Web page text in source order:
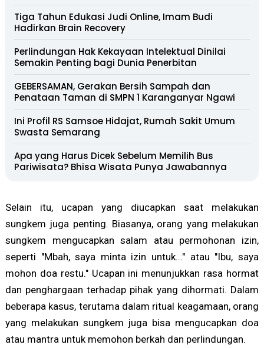
Tiga Tahun Edukasi Judi Online, Imam Budi
Hadirkan Brain Recovery
Perlindungan Hak Kekayaan Intelektual Dinilai
Semakin Penting bagi Dunia Penerbitan
GEBERSAMAN, Gerakan Bersih Sampah dan
Penataan Taman di SMPN 1 Karanganyar Ngawi
Ini Profil RS Samsoe Hidajat, Rumah Sakit Umum
Swasta Semarang
Apa yang Harus Dicek Sebelum Memilih Bus
Pariwisata? Bhisa Wisata Punya Jawabannya
Selain itu, ucapan yang diucapkan saat melakukan
sungkem juga penting. Biasanya, orang yang melakukan
sungkem mengucapkan salam atau permohonan izin,
seperti "Mbah, saya minta izin untuk..." atau "Ibu, saya
mohon doa restu." Ucapan ini menunjukkan rasa hormat
dan penghargaan terhadap pihak yang dihormati. Dalam
beberapa kasus, terutama dalam ritual keagamaan, orang
yang melakukan sungkem juga bisa mengucapkan doa
atau mantra untuk memohon berkah dan perlindungan.